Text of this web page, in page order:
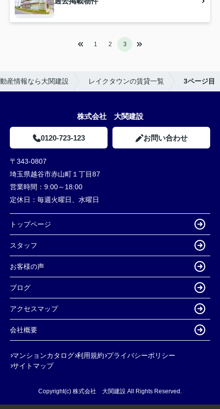
1 2 3
産情報なら大関建設 レイクタウンの賃貸一覧 3ページ目
株式会社 大関建設
0120-723-123 お問い合わせ
〒343-0807
埼玉県越谷市赤山町１丁目87
営業時間： 9:00～18:00
定休日： 毎週火曜日、水曜日
トップページ
スタッフ
お客様の声
ブログ
アクセスマップ
会社概要
マンションカタログ 利用規約 プライバシーポリシー
サイトマップ
Copyright(c) 株式会社 大関建設 All Rights Reserved.